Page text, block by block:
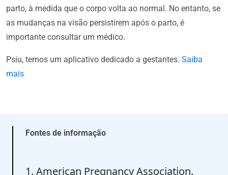
parto, à medida que o corpo volta ao normal. No entanto, se
as mudanças na visão persistirem após o parto, é
importante consultar um médico.
Psiu, temos um aplicativo dedicado a gestantes. Saiba
mais
Fontes de informação
1. American Pregnancy Association.